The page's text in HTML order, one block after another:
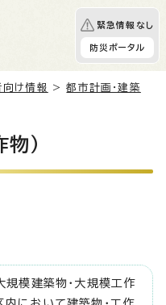
緊急情報なし
防災ポータル
向け情報 >都市計画・建築
）
模建築物・大規模工作